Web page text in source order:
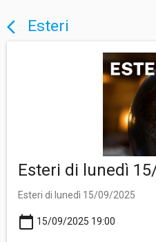
arrow_back_ios Esteri
Esteri di lunedì
Esteri di lunedì 15/09/2025
calendar_today 15/09/2025 19:00